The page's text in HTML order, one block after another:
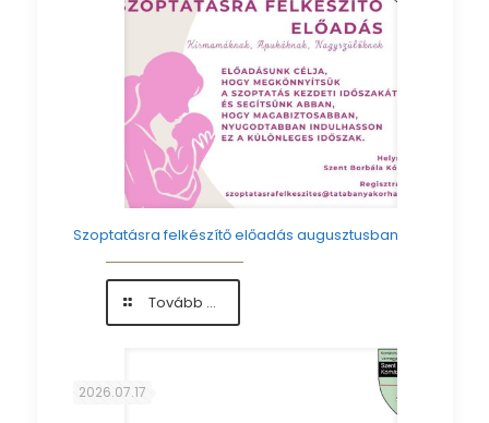
Világnapja
Szoptatásra felkészítő előadás augusztusban
Tovább ...-
Szoptatásra
2026.07.17